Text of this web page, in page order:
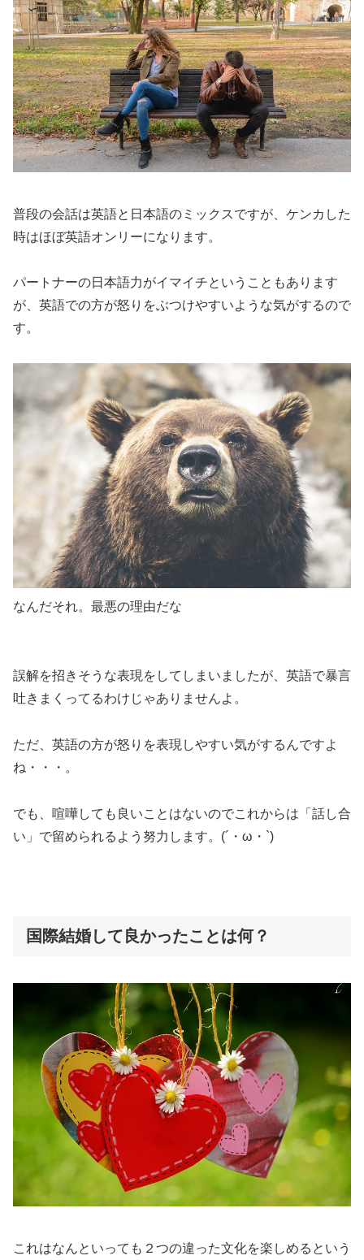
普段の会話は英語と日本語のミックスですが、ケンカした
時はほぼ英語オンリーになります。
パートナーの日本語力がイマイチということもあります
が、英語での方が怒りをぶつけやすいような気がするので
す。
なんだそれ。最悪の理由だな
誤解を招きそうな表現をしてしまいましたが、 英語で暴言
吐きまくってるわけじゃありませんよ。
ただ、英語の方が怒りを表現しやすい気がするんですよ
ね・・・。
でも、喧嘩しても良いことはないのでこれからは「話し合
い」で留められるよう努力します。(´・ω・`)
国際結婚して良かったことは何？
これはなんといっても２つの違った文化を楽しめるという